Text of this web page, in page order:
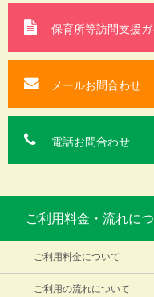
ご利用料金・流れに
ご利用料金について
ご利用の流れについて
保育所等訪問支援
メールお問合わせ
電話お問合わせ